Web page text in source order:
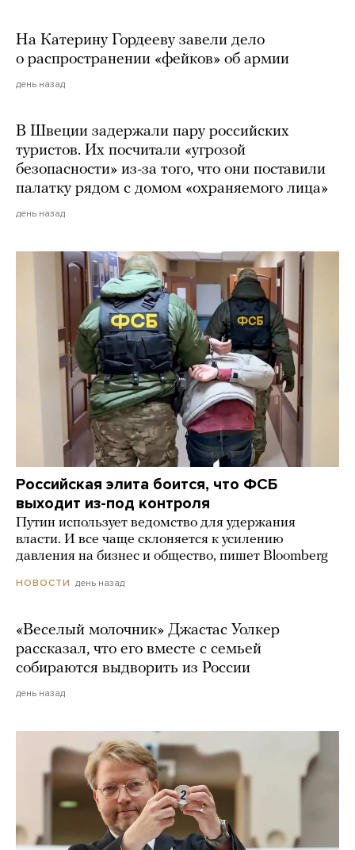
На Катерину Гордееву завели дело
о распространении «фейков» об армии
день назад
В Швеции задержали пару российских
туристов. Их посчитали «угрозой
безопасности» из-за того, что они поставили
палатку рядом с домом «охраняемого лица»
день назад
Российская элита боится, что ФСБ
выходит из-под контроля
Путин использует ведомство для удержания
власти. И все чаще склоняется к усилению
давления на бизнес и общество, пишет Bloomberg
НОВОСТИ день назад
«Веселый молочник» Джастас Уолкер
рассказал, что его вместе с семьей
собираются выдворить из России
день назад